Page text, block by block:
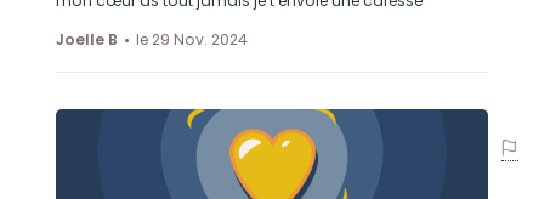
Joelle B
le 29 Nov. 2024